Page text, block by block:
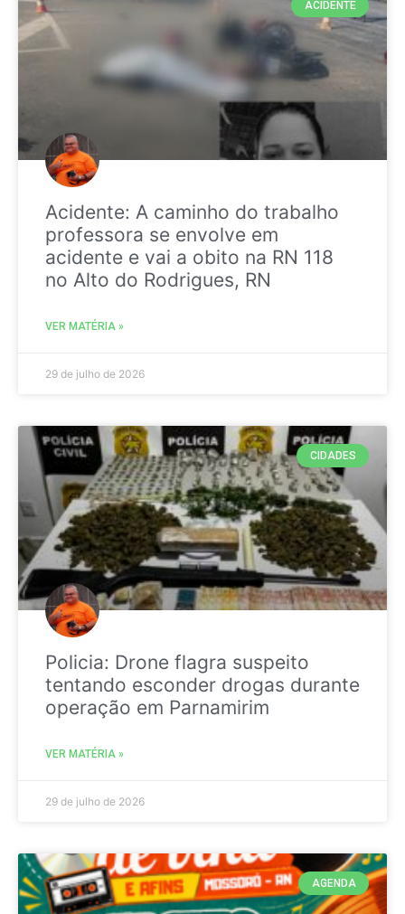
ACIDENTE
Acidente: A caminho do trabalho
professora se envolve em
acidente e vai a obito na RN 118
no Alto do Rodrigues, RN
VER MATÉRIA »
29 de julho de 2026
CIDADES
Policia: Drone flagra suspeito
tentando esconder drogas durante
operação em Parnamirim
VER MATÉRIA »
29 de julho de 2026
AGENDA